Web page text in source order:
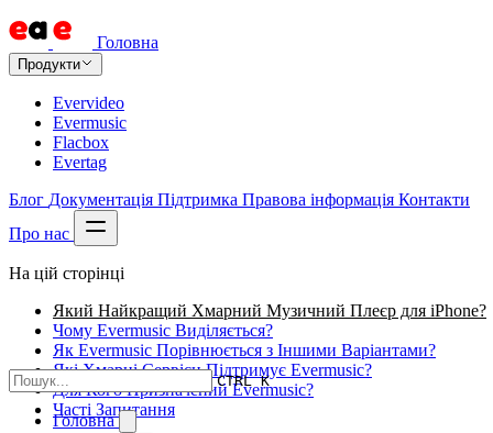
Головна
Продукти
Evervideo
Evermusic
Flacbox
Evertag
Блог Документація Підтримка Правова інформація Контакти
Про нас
CTRL K
Головна
На цій сторінці
Який Найкращий Хмарний Музичний Плеєр для iPhone?
Чому Evermusic Виділяється?
Як Evermusic Порівнюється з Іншими Варіантами?
Які Хмарні Сервіси Підтримує Evermusic?
Для Кого Призначений Evermusic?
Часті Запитання